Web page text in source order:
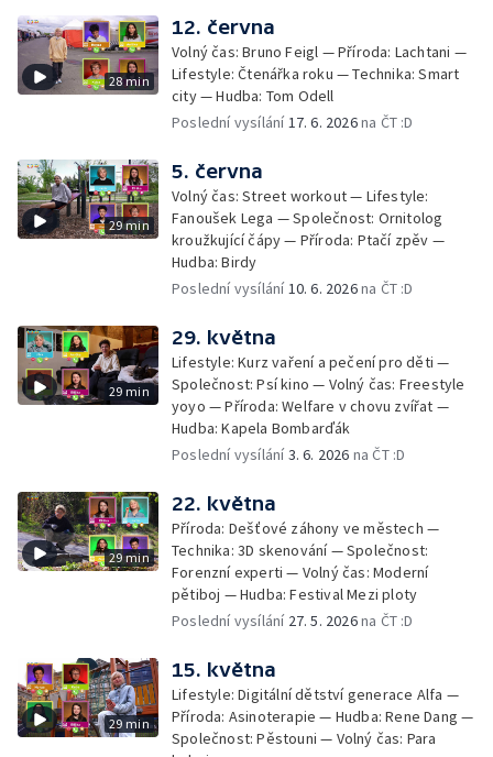
28 min
12. června
Volný čas: Bruno Feigl — Příroda: Lachtani —
Lifestyle: Čtenářka roku — Technika: Smart
city — Hudba: Tom Odell
Poslední vysílání17. 6. 2026na ČT :D
29 min
5. června
Volný čas: Street workout — Lifestyle:
Fanoušek Lega — Společnost: Ornitolog
kroužkující čápy — Příroda: Ptačí zpěv —
Hudba: Birdy
Poslední vysílání10. 6. 2026na ČT :D
29 min
29. května
Lifestyle: Kurz vaření a pečení pro děti —
Společnost: Psí kino — Volný čas: Freestyle
yoyo — Příroda: Welfare v chovu zvířat —
Hudba: Kapela Bombarďák
Poslední vysílání3. 6. 2026 na ČT :D
29 min
22. května
Příroda: Dešťové záhony ve městech —
Technika: 3D skenování — Společnost:
Forenzní experti — Volný čas: Moderní
pětiboj — Hudba: Festival Mezi ploty
Poslední vysílání 27. 5. 2026na ČT :D
29 min
15. května
Lifestyle: Digitální dětství generace Alfa —
Příroda: Asinoterapie — Hudba: Rene Dang —
Společnost: Pěstouni — Volný čas: Para